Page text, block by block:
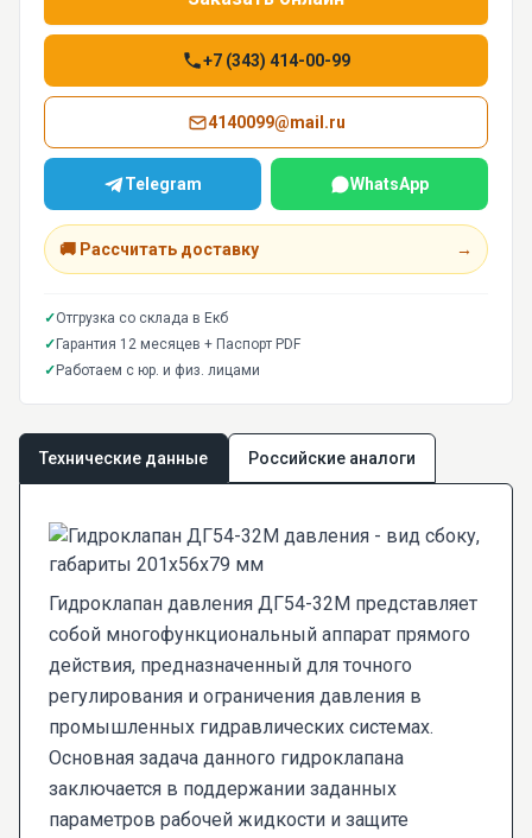
+7 (343) 414-00-99
4140099@mail.ru
Telegram WhatsApp
🚚 Рассчитать доставку →
✓Отгрузка со склада в Екб
✓ Гарантия 12 месяцев + Паспорт PDF
✓ Работаем с юр. и физ. лицами
Технические данные Российские аналоги
Гидроклапан давления ДГ54-32М представляет
собой многофункциональный аппарат прямого
действия, предназначенный для точного
регулирования и ограничения давления в
промышленных гидравлических системах.
Основная задача данного гидроклапана
заключается в поддержании заданных
параметров рабочей жидкости и защите